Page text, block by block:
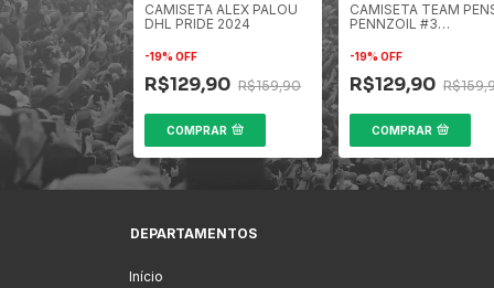
SCOTT
2024
INDY
R$159,90
CAMISETA ALEX PALOU
DHL PRIDE 2024
-19% OFF
R$129,90 R$159,90
COMPRAR
CAMISETA TEAM
PENNZOIL #3
FORMULA INDY
-19% OFF
R$129,90
COMPRAR
DEPARTAMENTOS
Início